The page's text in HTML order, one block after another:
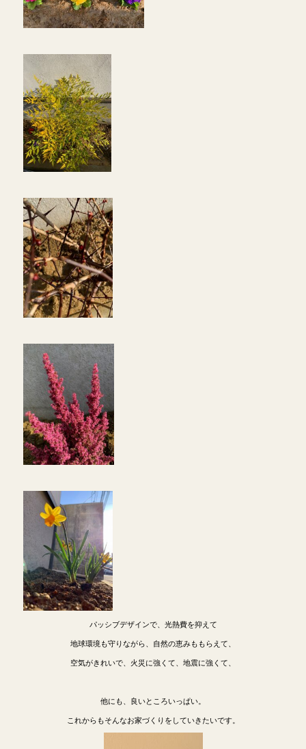
パッシブデザインで、光熱費を抑えて
地球環境も守りながら、自然の恵みももらえて、
空気がきれいで、火災に強くて、地震に強くて、
他にも、良いところいっぱい。
これからもそんなお家づくりをしていきたいです。